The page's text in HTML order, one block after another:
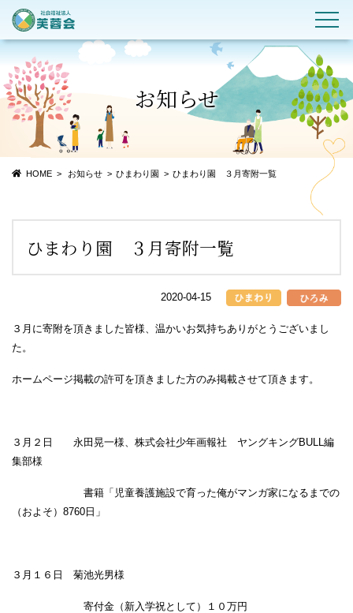
お知らせ
HOME お知らせ ひまわり園 ひまわり園 ３月寄附一覧
ひまわり園 ３月寄附一覧
2020-04-15
３月に寄附を頂きました皆様、温かいお気持ちありがとうございまし
た。
ホームページ掲載の許可を頂きました方のみ掲載させて頂きます。
３月２日 永田晃一様、株式会社少年画報社 ヤングキングBULL編
集部様
書籍「児童養護施設で育った俺がマンガ家になるまでの
（およそ）8760日」
３月１６日 菊池光男様
寄付金（新入学祝として）１０万円